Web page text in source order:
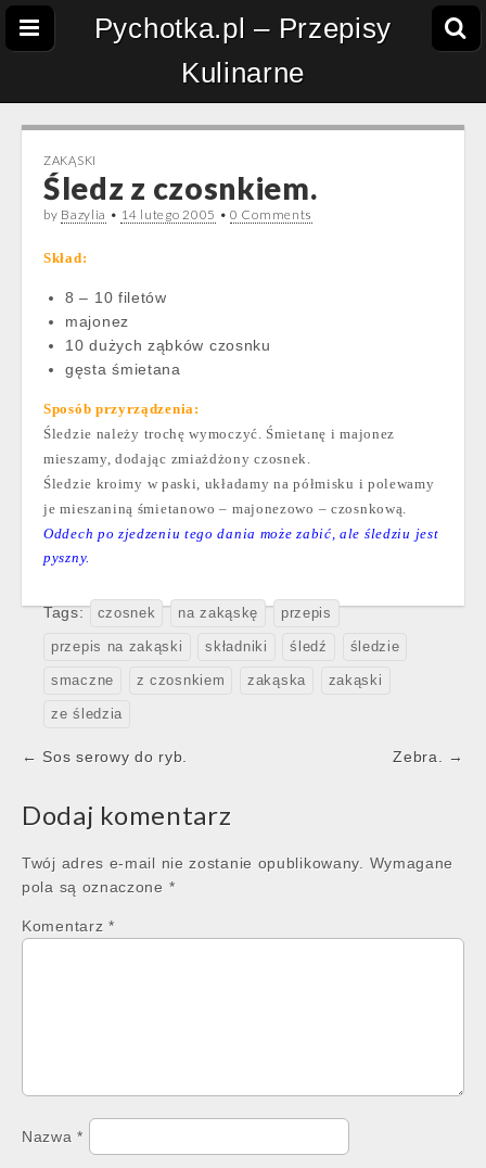
Pychotka.pl – Przepisy
Kulinarne
ZAKĄSKI
Śledz z czosnkiem.
by Bazylia • 14 lutego 2005 •0 Comments
Skład:
8 – 10 filetów
majonez
10 dużych ząbków czosnku
gęsta śmietana
Sposób przyrządzenia:
Śledzie należy trochę wymoczyć. Śmietanę i majonez
mieszamy, dodając zmiażdżony czosnek.
Śledzie kroimy w paski, układamy na półmisku i polewamy
je mieszaniną śmietanowo – majonezowo – czosnkową.
Oddech po zjedzeniu tego dania może zabić, ale śledziu jest
pyszny.
Tags: czosnek na zakąskę przepis
przepis na zakąski składniki śledź śledzie
smaczne z czosnkiem zakąska zakąski
ze śledzia
Post
← Sos serowy do ryb. Zebra. →
Dodaj komentarz
Twój adres e-mail nie zostanie opublikowany.
Wymagane
pola są oznaczone *
Komentarz *
Nazwa*